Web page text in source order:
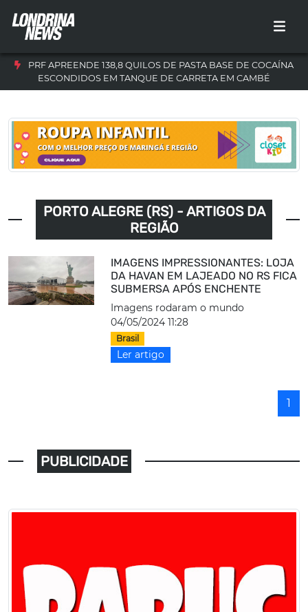
PRF APREENDE 138,8 QUILOS DE PASTA BASE DE COCAÍNA
ESCONDIDOS EM TANQUE DE CARRETA EM CAMBÉ
PORTO ALEGRE (RS) - ARTIGOS DA
REGIÃO
IMAGENS IMPRESSIONANTES: LOJA
DA HAVAN EM LAJEADO NO RS FICA
SUBMERSA APÓS ENCHENTE
Imagens rodaram o mundo
04/05/2024 11:28
Brasil
Ler artigo
1
PUBLICIDADE